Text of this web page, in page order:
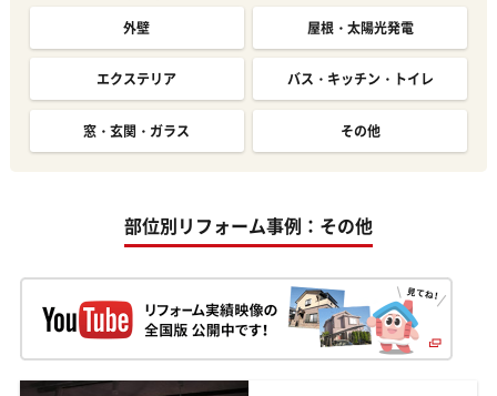
外壁 屋根・太陽光発電
エクステリア バス・キッチン・トイレ
窓・玄関・ガラス その他
部位別リフォーム事例：その他